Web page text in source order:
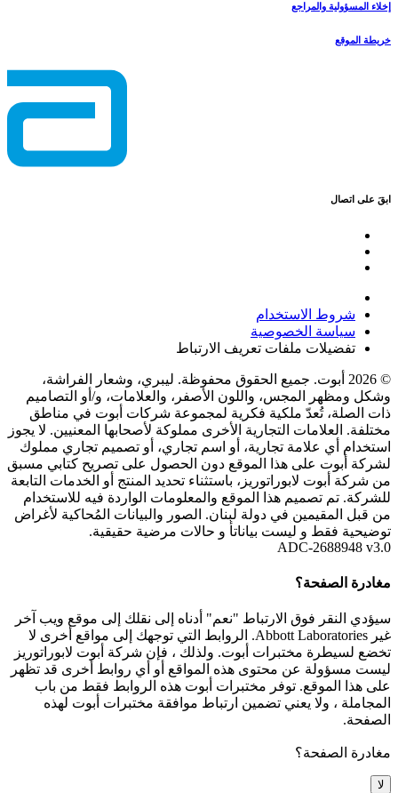
إخلاء المسؤولية والمراجع
خريطة الموقع
ابقَ على اتصال
شروط الاستخدام
سياسة الخصوصية
تفضيلات ملفات تعريف الارتباط
© 2026 أبوت. جميع الحقوق محفوظة. ليبري، وشعار الفراشة،
وشكل ومظهر المجس، واللون الأصفر، والعلامات، و/أو التصاميم
ذات الصلة، تُعدّ ملكية فكرية لمجموعة شركات أبوت في مناطق
مختلفة. العلامات التجارية الأخرى مملوكة لأصحابها المعنيين. لا يجوز
استخدام أي علامة تجارية، أو اسم تجاري، أو تصميم تجاري مملوك
لشركة أبوت على هذا الموقع دون الحصول على تصريح كتابي مسبق
من شركة أبوت لابوراتوريز، باستثناء تحديد المنتج أو الخدمات التابعة
للشركة. تم تصميم هذا الموقع والمعلومات الواردة فيه للاستخدام
من قبل المقيمين في دولة لبنان. الصور والبيانات المُحاكية لأغراض
توضيحية فقط و ليست بياناتأ و حالات مرضية حقيقية.
ADC-2688948 v3.0
مغادرة الصفحة؟
سيؤدي النقر فوق الارتباط "نعم" أدناه إلى نقلك إلى موقع ويب آخر
غير Abbott Laboratories. الروابط التي توجهك إلى مواقع أخرى لا
تخضع لسيطرة مختبرات أبوت. ولذلك ، فإن شركة أبوت لابوراتوريز
ليست مسؤولة عن محتوى هذه المواقع أو أي روابط أخرى قد تظهر
على هذا الموقع. توفر مختبرات أبوت هذه الروابط فقط من باب
المجاملة ، ولا يعني تضمين ارتباط موافقة مختبرات أبوت لهذه
الصفحة.
مغادرة الصفحة؟
لا